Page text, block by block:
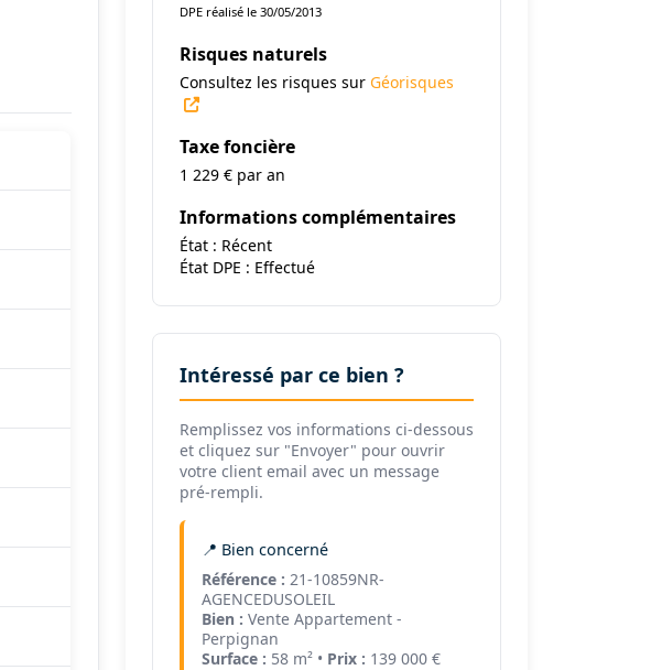
DPE réalisé le 30/05/2013
Risques naturels
Consultez les risques sur Géorisques
Taxe foncière
1 229 € par an
Informations complémentaires
État : Récent
État DPE : Effectué
Intéressé par ce bien ?
Remplissez vos informations ci-dessous
et cliquez sur "Envoyer" pour ouvrir
votre client email avec un message
pré-rempli.
📍 Bien concerné
Référence : 21-10859NR-
AGENCEDUSOLEIL
Bien : Vente Appartement -
Perpignan
Surface : 58 m² • Prix : 139 000 €